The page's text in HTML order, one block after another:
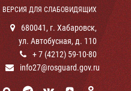
ВЕРСИЯ ДЛЯ СЛАБОВИДЯЩИХ
680041, г. Хабаровск,
ул. Автобусная, д. 110
+ 7 (4212) 59-10-80
info27@rosguard.gov.ru